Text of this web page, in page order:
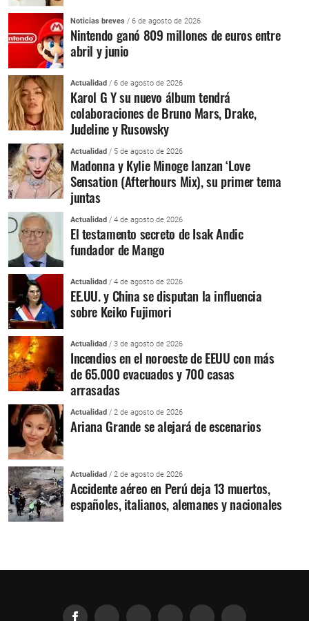
Noticias breves / 6 de agosto de 2026
Nintendo ganó 809 millones de euros entre
abril y junio
Actualidad / 6 de agosto de 2026
Karol G Y su nuevo álbum tendrá
colaboraciones de Bruno Mars, Drake,
Judeline y Rusowsky
Actualidad / 5 de agosto de 2026
Madonna y Kylie Minoge lanzan ‘Love
Sensation (Afterhours Mix), su primer tema
juntas
Actualidad / 4 de agosto de 2026
El testamento secreto de Isak Andic
fundador de Mango
Actualidad / 4 de agosto de 2026
EE.UU. y China se disputan la influencia
sobre Keiko Fujimori
Actualidad / 3 de agosto de 2026
Incendios en el noroeste de EEUU con más
de 65.000 evacuados y 700 casas
arrasadas
Actualidad / 2 de agosto de 2026
Ariana Grande se alejará de escenarios
Actualidad / 2 de agosto de 2026
Accidente aéreo en Perú deja 13 muertos,
españoles, italianos, alemanes y nacionales